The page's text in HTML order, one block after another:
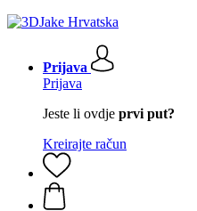
Prijava
Prijava
Jeste li ovdje prvi put?
Kreirajte račun